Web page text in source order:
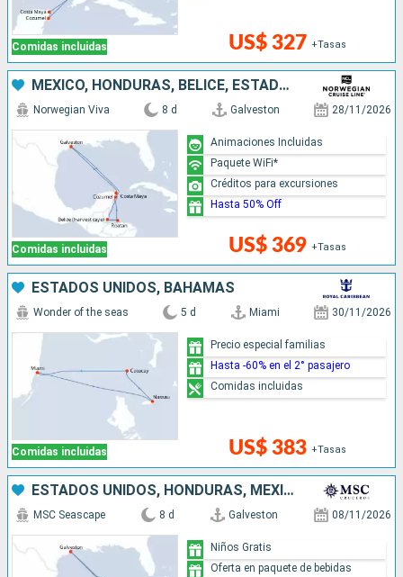
Comidas incluidas US$ 327 +Tasas
MÉXICO, HONDURAS, BELICE, ESTADOS UNIDOS
Comidas incluidas
Norwegian Viva 8 d Galveston 28/11/2026
US$ 369 +Tasas
Animaciones Incluidas
Paquete WiFi*
Créditos para excursiones
Hasta 50% Off
ESTADOS UNIDOS, BAHAMAS
Comidas incluidas
Wonder of the seas 5 d Miami 30/11/2026
US$ 383 +Tasas
Precio especial familias
Hasta -60% en el 2° pasajero
Comidas incluidas
ESTADOS UNIDOS, HONDURAS, MÉXICO
MSC Seascape 8 d Galveston 08/11/2026
Niños Gratis
Oferta en paquete de bebidas